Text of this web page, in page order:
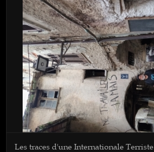
Les traces d'une Internationale Terriste